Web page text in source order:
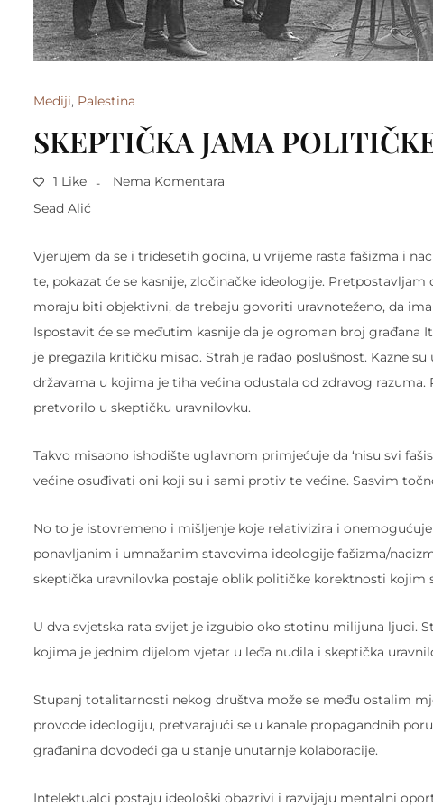
Mediji, Palestina
SKEPTIČKA JAMA
1 Like
Nema Komentara
Sead Alić
Vjerujem da se i tridesetih godina, u vrijeme rasta fašizma i
te, pokazat će se kasnije, zločinačke ideologije.
moraju biti objektivni, da trebaju govoriti uravnoteženo, da
Ispostavit će se međutim kasnije da je ogroman broj građana
je pregazila kritičku misao. Strah je rađao poslušnost. Kazne
državama u kojima je tiha većina odustala od zdravog
pretvorilo u skeptičku uravnilovku.
Takvo misaono ishodište uglavnom primjećuje da ‘nisu svi
većine osuđivati oni koji su i sami protiv te većine. Sasvim
No to je istovremeno i mišljenje koje relativizira i
ponavljanim i umnažanim stavovima ideologije fašizma/
skeptička uravnilovka postaje oblik političke korektnosti
U dva svjetska rata svijet je izgubio oko stotinu milijuna ljudi.
kojima je jednim dijelom vjetar u leđa nudila i skeptička
Stupanj totalitarnosti nekog društva može se među ostalim
provode ideologiju, pretvarajući se u kanale propagandnih
građanina dovodeći ga u stanje unutarnje kolaboracije.
Intelektualci postaju ideološki obazrivi i razvijaju mentalni